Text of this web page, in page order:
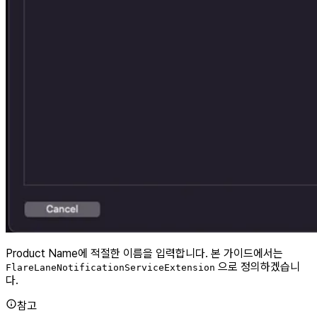
Product Name에 적절한 이름을 입력합니다. 본 가이드에서는
FlareLaneNotificationServiceExtension 으로 정의하겠습니
다.
참고